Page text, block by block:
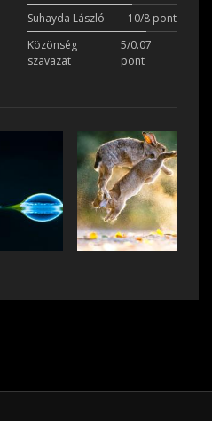
Suhayda László
10/8 pont
Közönség
szavazat
5/0.07
pont